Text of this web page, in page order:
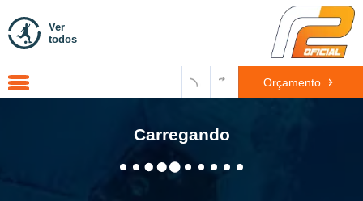
Ver
todos
Orçamento
Carregando